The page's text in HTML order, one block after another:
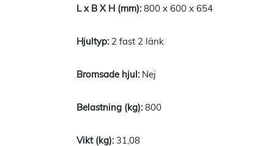
800 x 600 x 654
2 fast 2 länk
Nej
800
31,08